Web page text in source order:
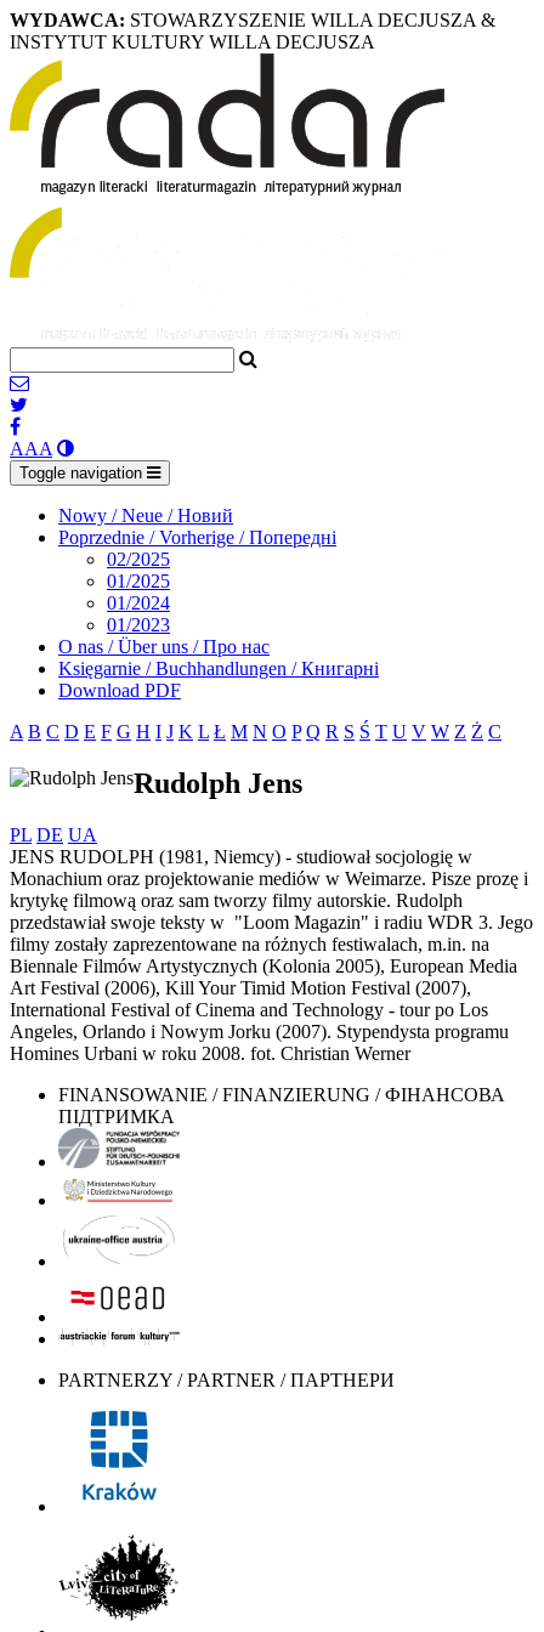
WYDAWCA: STOWARZYSZENIE WILLA DECJUSZA &
INSTYTUT KULTURY WILLA DECJUSZA
AAA
Toggle navigation
Nowy / Neue / Новий
Poprzednie / Vorherige / Попередні
02/2025
01/2025
01/2024
01/2023
O nas / Über uns / Про нас
Księgarnie / Buchhandlungen / Книгарні
Download PDF
A B C D E F G H I J K L Ł M N O P Q R S Ś T U V W Z Ż С
Rudolph Jens
PL DE UA
JENS RUDOLPH (1981, Niemcy) - studiował socjologię w
Monachium oraz projektowanie mediów w Weimarze. Pisze prozę i
krytykę filmową oraz sam tworzy filmy autorskie. Rudolph
przedstawiał swoje teksty w "Loom Magazin" i radiu WDR 3. Jego
filmy zostały zaprezentowane na różnych festiwalach, m.in. na
Biennale Filmów Artystycznych (Kolonia 2005), European Media
Art Festival (2006), Kill Your Timid Motion Festival (2007),
International Festival of Cinema and Technology - tour po Los
Angeles, Orlando i Nowym Jorku (2007). Stypendysta programu
Homines Urbani w roku 2008. fot. Christian Werner
FINANSOWANIE / FINANZIERUNG / ФІНАНСОВА
ПІДТРИМКА
PARTNERZY / PARTNER / ПАРТНЕРИ